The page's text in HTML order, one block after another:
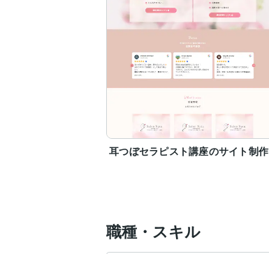
耳つぼセラピスト講座のサイト制作
職種・スキル